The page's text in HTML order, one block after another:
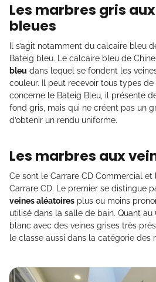
Les marbres gris
bleues
Il s’agit notamment du calcaire bleu
Bateig bleu. Le calcaire bleu de
bleu dans lequel se fondent les
couleur. Il peut recevoir tous types de
concerne le Bateig Bleu, il présente
fond gris, mais qui ne créent pas un
d’obtenir un rendu uniforme.
Les marbres aux
Ce sont le Carrare CD Commercial
Carrare CD. Le premier se distingue
veines aléatoires plus ou moins
utilisé dans la salle de bain. Quant au
blanc avec des veines grises très
le classe aussi dans la catégorie des